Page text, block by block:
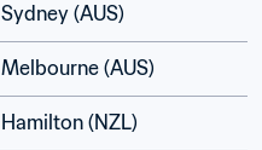
Sydney (AUS)
Melbourne (AUS)
Hamilton (NZL)